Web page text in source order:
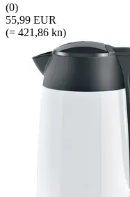
(0)
55,99 EUR
(= 421,86 kn)